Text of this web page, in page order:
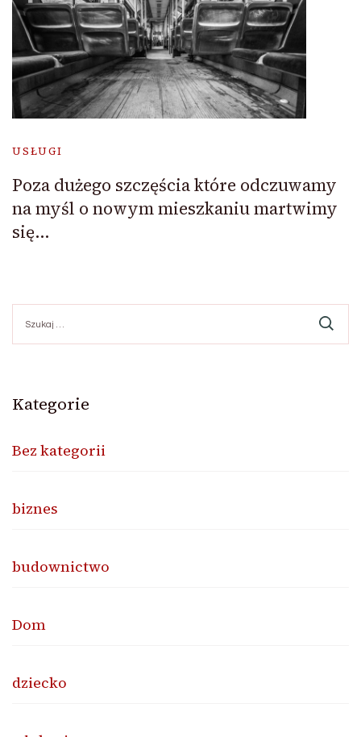
USŁUGI
Poza dużego szczęścia które odczuwamy
na myśl o nowym mieszkaniu martwimy
się…
Kategorie
Bez kategorii
biznes
budownictwo
Dom
dziecko